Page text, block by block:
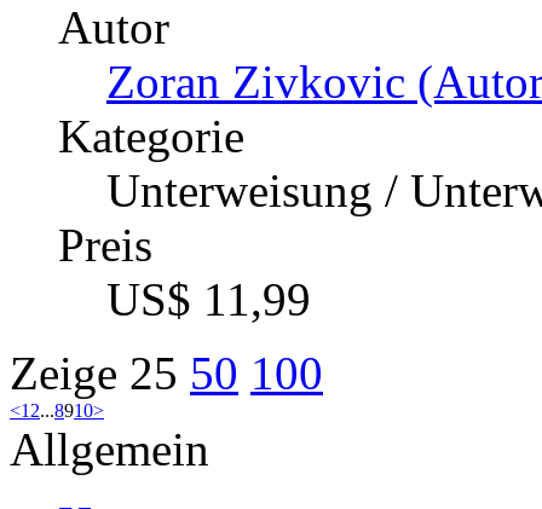
Autor
Zoran Zivkovic
Kategorie
Unterweisung /
Preis
US$ 11,99
Zeige 25 50 100
<12...8910>
Allgemein